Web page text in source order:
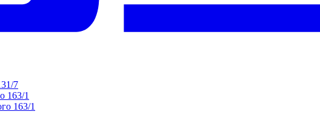
7
163/1
163/1